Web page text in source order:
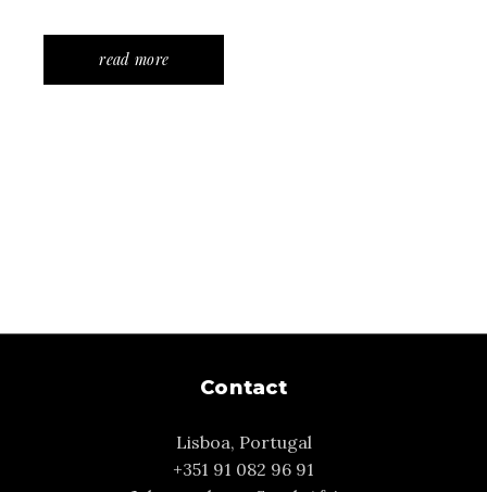
read more
Contact
Lisboa, Portugal
+351 91 082 96 91